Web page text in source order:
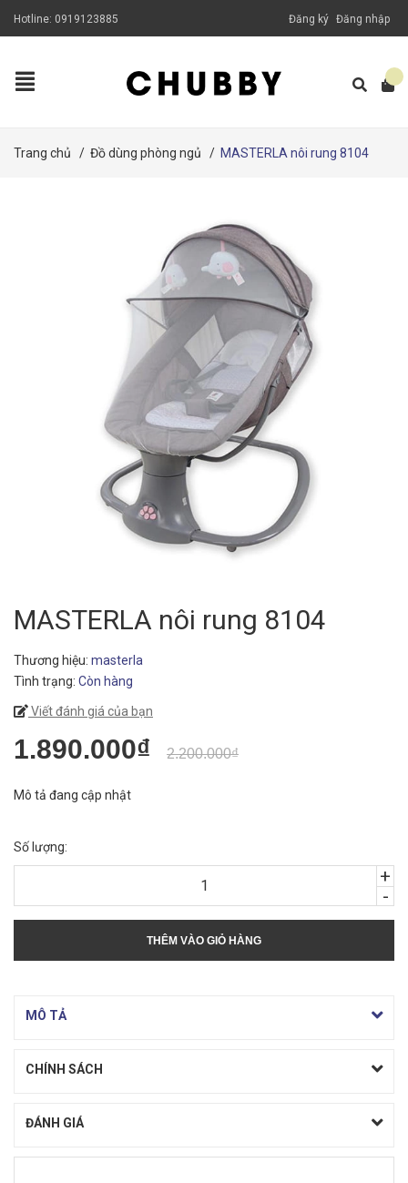
Hotline: 0919123885 Đăng ký Đăng nhập
Trang chủ / Đồ dùng phòng ngủ / MASTERLA nôi rung 8104
MASTERLA nôi rung 8104
Thương hiệu: masterla
Tình trạng: Còn hàng
Viết đánh giá của bạn
1.890.000₫ 2.200.000₫
Mô tả đang cập nhật
Số lượng:
-
+
THÊM VÀO GIỎ HÀNG
MÔ TẢ
CHÍNH SÁCH
ĐÁNH GIÁ